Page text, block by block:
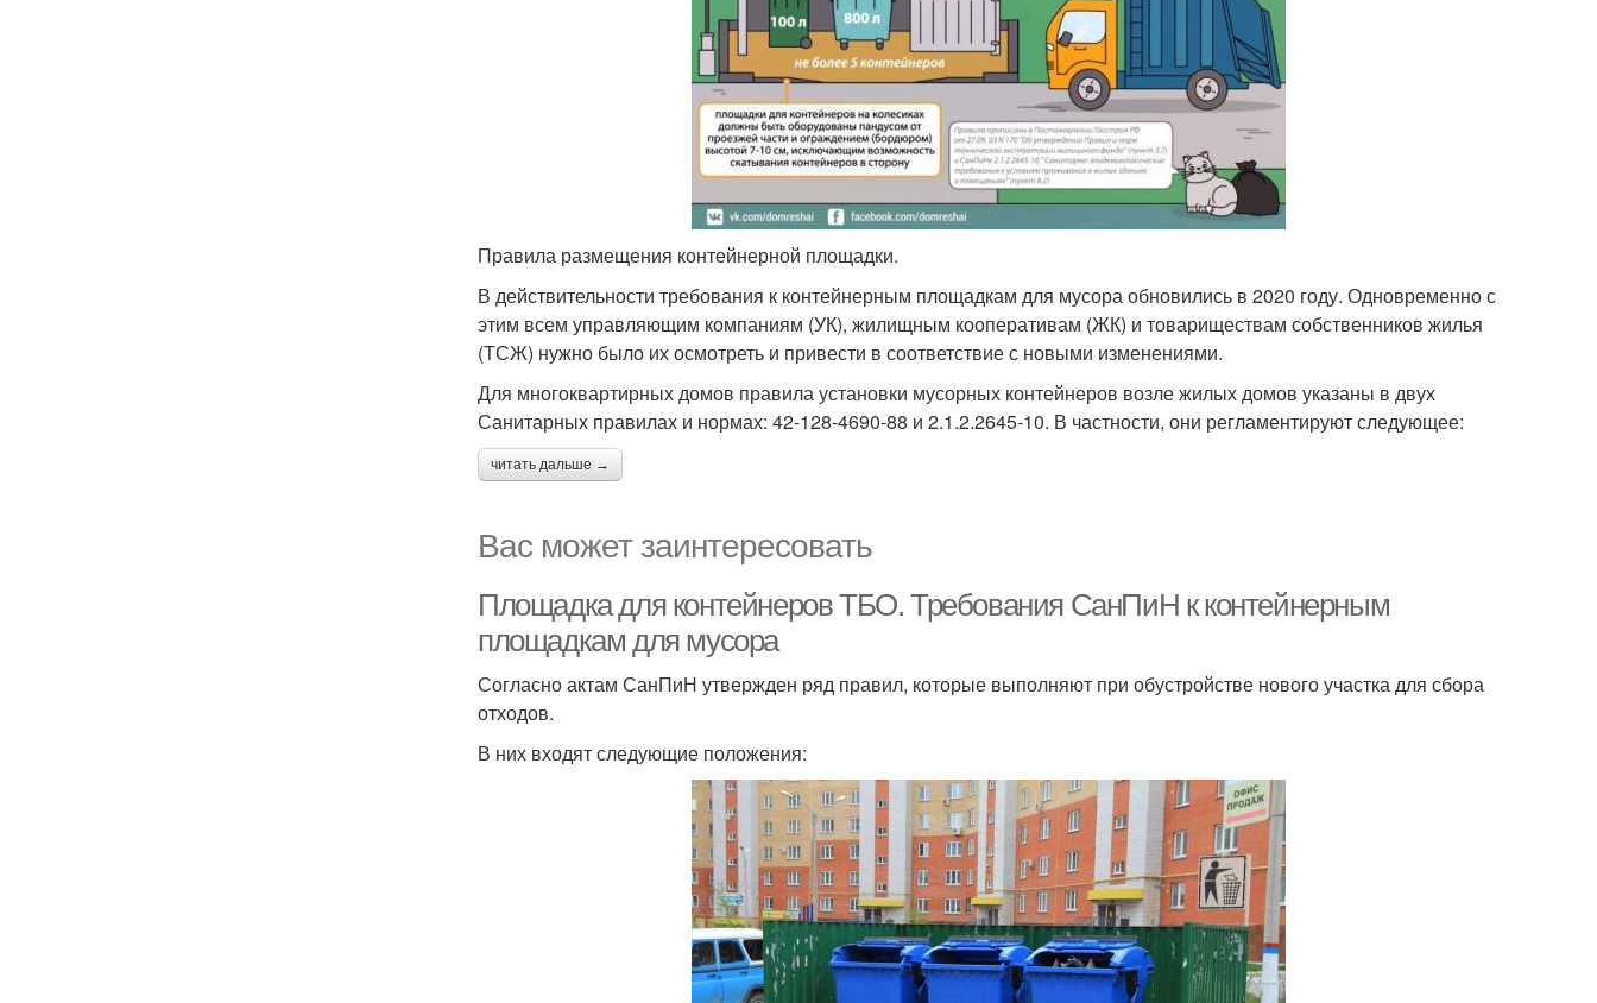
Правила размещения контейнерной площадки.
В действительности требования к контейнерным площадкам для мусора обновились в 2020 году. Одновременно с
этим всем управляющим компаниям (УК), жилищным кооперативам (ЖК) и товариществам собственников жилья
(ТСЖ) нужно было их осмотреть и привести в соответствие с новыми изменениями.
Для многоквартирных домов правила установки мусорных контейнеров возле жилых домов указаны в двух
Санитарных правилах и нормах: 42-128-4690-88 и 2.1.2.2645-10. В частности, они регламентируют следующее:
читать дальше →
Вас может заинтересовать
Площадка для контейнеров ТБО. Требования СанПиН к контейнерным
площадкам для мусора
Согласно актам СанПиН утвержден ряд правил, которые выполняют при обустройстве нового участка для сбора
отходов.
В них входят следующие положения: